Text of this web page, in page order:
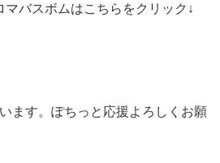
マバスボムはこちらをクリック↓
ます。ぽちっと応援よろしくお願